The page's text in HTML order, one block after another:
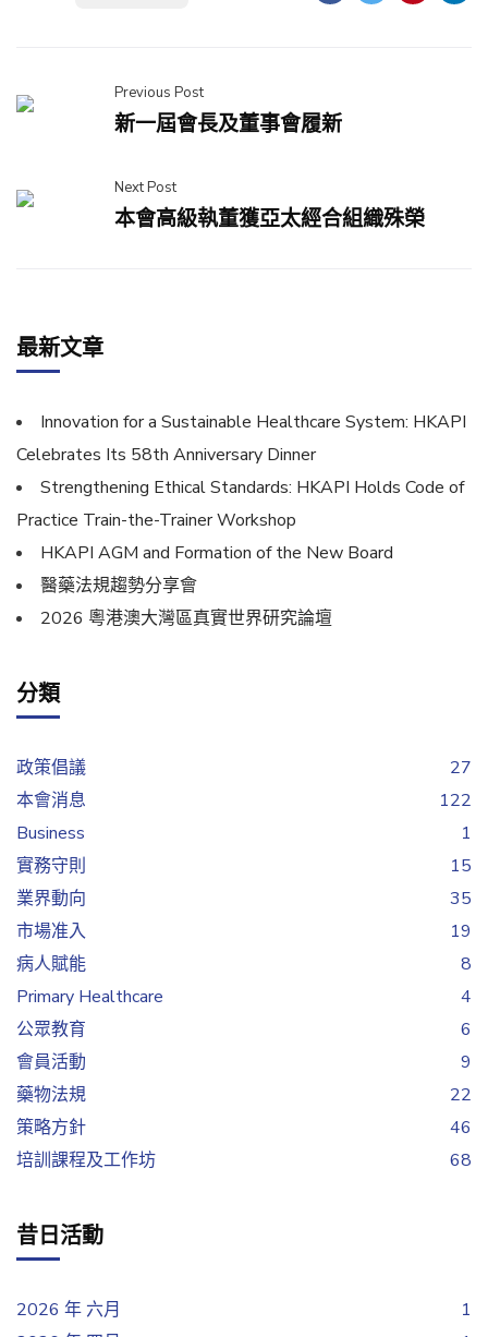
Previous Post
新一屆會長及董事會履新
Next Post
本會高級執董獲亞太經合組織殊榮
最新文章
Innovation for a Sustainable Healthcare System: HKAPI
Celebrates Its 58th Anniversary Dinner
Strengthening Ethical Standards: HKAPI Holds Code of
Practice Train-the-Trainer Workshop
HKAPI AGM and Formation of the New Board
醫藥法規趨勢分享會
2026 粵港澳大灣區真實世界研究論壇
分類
政策倡議
27
本會消息
122
Business
1
實務守則
15
業界動向
35
市場准入
19
病人賦能
8
Primary Healthcare
4
公眾教育
6
會員活動
9
藥物法規
22
策略方針
46
培訓課程及工作坊
68
昔日活動
2026 年 六月
1